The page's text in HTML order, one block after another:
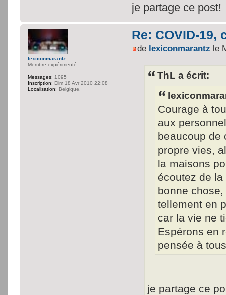
je partage ce post!
Re: COVID-19,
de lexiconmarantz le
ThL a écrit:
Courage à
aux
beaucoup de
propre vies,
la maisons
écoutez de
bonne
tellement en
car la vie ne
Espérons en
pensée à
je partage ce
lexiconmarantz
Membre expérimenté
Messages: 1095
Inscription: Dim 18 Avr 2010 22:08
Localisation: Belgique.